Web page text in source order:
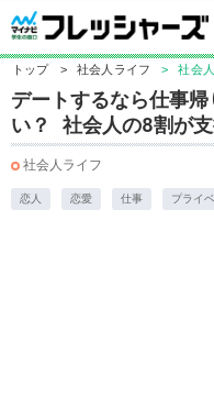
トップ > 社会人ライフ > 社会
デートするなら仕事
い？ 社会人の8割が
社会人ライフ
恋人 恋愛 仕事 プライ